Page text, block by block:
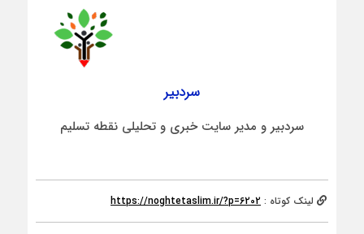
سردبیر
سردبیر و مدیر سایت خبری و تحلیلی نقطه تسلیم
لینک کوتاه : https://noghtetaslim.ir/?p=6202